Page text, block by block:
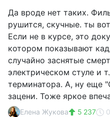
Да вроде нет таких.
рушится, скучные. ты
Если не в курсе, это
котором показывают
случайно заснятые
электрическом стуле и
терминатора. А, ну еще
зацени. Тоже яркое
Елена Жукова 5 237